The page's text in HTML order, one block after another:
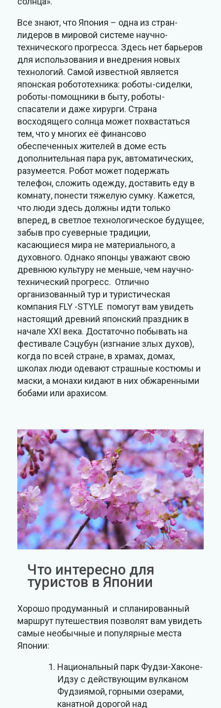
Все знают, что Япония – одна из стран-
лидеров в мировой системе научно-
технического прогресса. Здесь нет барьеров
для использования и внедрения новых
технологий. Самой известной является
японская робототехника: роботы-сиделки,
роботы-помощники в быту, роботы-
спасатели и даже хирурги. Страна
восходящего солнца может похвастаться
тем, что у многих её финансово
обеспеченных жителей в доме есть
дополнительная пара рук, автоматических,
разумеется. Робот может подержать
телефон, сложить одежду, доставить еду в
комнату, понести тяжелую сумку. Кажется,
что люди здесь должны идти только
вперед, в светлое технологическое будущее,
забыв про суеверные традиции,
касающиеся мира не материального, а
духовного. Однако японцы уважают свою
древнюю культуру не меньше, чем научно-
технический прогресс. Отлично
организованный тур и туристическая
компания FLY -STYLE помогут вам увидеть
настоящий древний японский праздник в
начале XXI века. Достаточно побывать на
фестивале Сэцубун (изгнание злых духов),
когда по всей стране, в храмах, домах,
школах люди одевают страшные костюмы и
маски, а монахи кидают в них обжаренными
бобами или арахисом.
Что интересно для
туристов в Японии
Хорошо продуманный и спланированный
маршрут путешествия позволят вам увидеть
самые необычные и популярные места
Японии:
Национальный парк Фудзи-Хаконе-
Идзу с действующим вулканом
Фудзиямой, горными озерами,
канатной дорогой над